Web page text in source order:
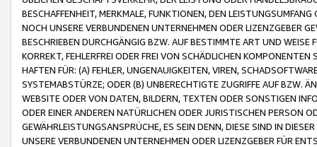
BESCHAFFENHEIT, MERKMALE, FUNKTIONEN, DEN
NOCH UNSERE VERBUNDENEN UNTERNEHMEN ODER LIZENZGEBER
BESCHRIEBEN DURCHGÄNGIG BZW. AUF BESTIMMTE ART UND
KORREKT, FEHLERFREI ODER FREI VON SCHÄDLICHEN
HAFTEN FÜR: (A) FEHLER, UNGENAUIGKEITEN, VIREN,
SYSTEMABSTÜRZE; ODER (B) UNBERECHTIGTE ZUGRIFFE AUF BZW.
WEBSITE ODER VON DATEN, BILDERN, TEXTEN ODER SONSTIGEN
ODER EINER ANDEREN NATÜRLICHEN ODER JURISTISCHEN PERSON
GEWÄHRLEISTUNGSANSPRÜCHE, ES SEIN DENN, DIESE SIND IN
UNSERE VERBUNDENEN UNTERNEHMEN ODER LIZENZGEBER FÜR